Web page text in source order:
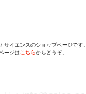
サイエンスのショップページです。
ージは こちらからどうぞ。